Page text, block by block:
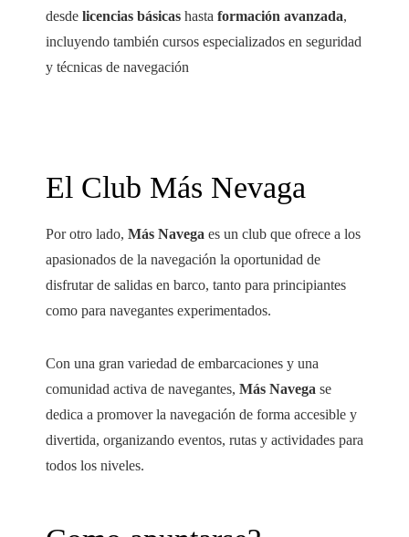
desde licencias básicas hasta formación avanzada,
incluyendo también cursos especializados en seguridad
y técnicas de navegación
El Club Más Nevaga
Por otro lado, Más Navega es un club que ofrece a los
apasionados de la navegación la oportunidad de
disfrutar de salidas en barco, tanto para principiantes
como para navegantes experimentados.
Con una gran variedad de embarcaciones y una
comunidad activa de navegantes, Más Navega se
dedica a promover la navegación de forma accesible y
divertida, organizando eventos, rutas y actividades para
todos los niveles.